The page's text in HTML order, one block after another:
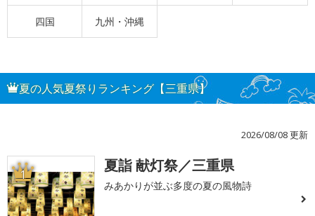
四国 九州・沖縄
夏の人気夏祭りランキング【三重県】
2026/08/08 更新
1 夏詣 献灯祭／三重県
みあかりが並ぶ多度の夏の風物詩